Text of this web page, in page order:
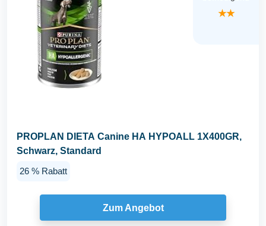
★★
PROPLAN DIETA Canine HA HYPOALL 1X400GR,
Schwarz, Standard
26 % Rabatt
Zum Angebot